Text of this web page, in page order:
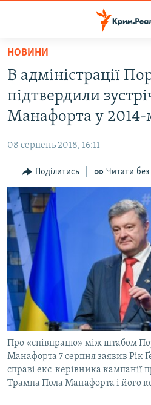
Перейти
основного
матеріалу
Перейти
до
основної
навігації
Перейти
до
пошуку
ВОДА.КРИМ
ВІДЕО ТА ФОТО
БЛОГИ
ПОГЛЯД
ІНТЕРВ'Ю
ВСЕ ЗА ДЕНЬ
СПЕЦПРОЕКТИ
ДЕПОРТАЦІЯ
ВІДЕОУРОКИ «ELIFBE»
СВІДЧЕННЯ ОКУПАЦІЇ
УКРАЇНСЬКА ПРОБЛЕМА КРИМУ
ІНФОГРАФІКА
ЯК ОБІЙТИ БЛОКУВАННЯ
Русский
Qırımtatar
ДОЛУЧАЙСЯ!
НОВИНИ
В адміністрації
підтвердили
Манафорта у
08 серпень 2018, 16:11
Поділитись Читати без
Про «співпрацю» між штабом
Манафорта 7 серпня заявив Рік
справі екс-керівника
Трампа Пола Манафорта і його